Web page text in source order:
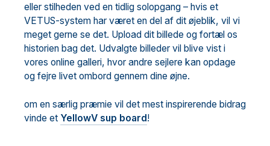
eller stilheden ved en tidlig solopgang – hvis et
VETUS-system har været en del af dit øjeblik, vil vi
meget gerne se det. Upload dit billede og fortæl os
historien bag det. Udvalgte billeder vil blive vist i
vores online galleri, hvor andre sejlere kan opdage
og fejre livet ombord gennem dine øjne.
om en særlig præmie vil det mest inspirerende bidrag
vinde et YellowV sup board!